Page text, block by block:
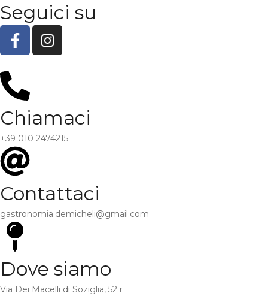
Seguici su
Chiamaci
+39 010 2474215
Contattaci
gastronomia.demicheli@gmail.com
Dove siamo
Via Dei Macelli di Soziglia, 52 r